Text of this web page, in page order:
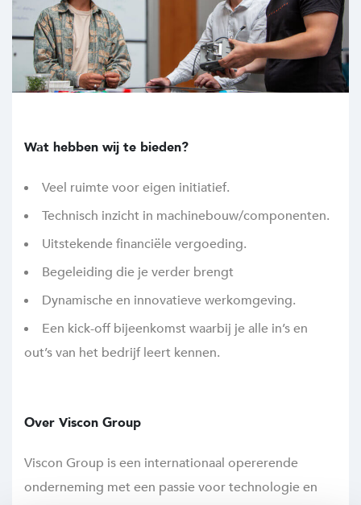
Wat hebben wij te bieden?
Veel ruimte voor eigen initiatief.
Technisch inzicht in machinebouw/componenten.
Uitstekende financiële vergoeding.
Begeleiding die je verder brengt
Dynamische en innovatieve werkomgeving.
Een kick-off bijeenkomst waarbij je alle in’s en
out’s van het bedrijf leert kennen.
Over Viscon Group
Viscon Group is een internationaal opererende
onderneming met een passie voor technologie en